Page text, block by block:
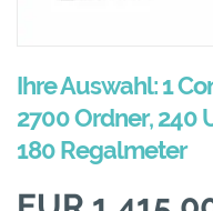
Ihre Auswahl: 1
2700 Ordner, 240
180 Regalmeter